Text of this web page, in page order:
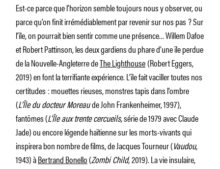
Est-ce parce que l’horizon semble toujours nous y observer, ou
parce qu’on finit irrémédiablement par revenir sur nos pas ? Sur
l’île, on pourrait bien sentir comme une présence… Willem Dafoe
et Robert Pattinson, les deux gardiens du phare d’une île perdue
de la Nouvelle-Angleterre deThe Lighthouse(Robert Eggers,
2019) en font la terrifiante expérience. L’île fait vaciller toutes nos
certitudes : mouettes rieuses, monstres tapis dans l’ombre
(L’Île du docteur Moreaude John Frankenheimer, 1997),
fantômes (L’Île aux trente cercueils,série de 1979 avec Claude
Jade) ou encore légende haïtienne sur les morts-vivants qui
inspirera bon nombre de films, de Jacques Tourneur (Vaudou,
1943) àBertrand Bonello(Zombi Child,2019). La vie insulaire,